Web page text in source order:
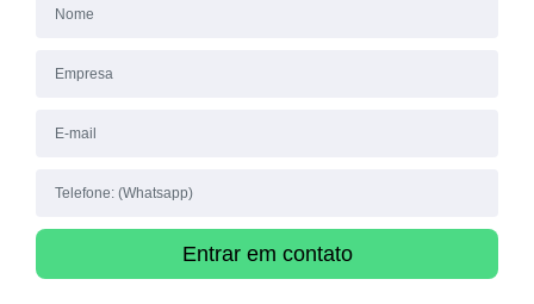
Entrar em contato